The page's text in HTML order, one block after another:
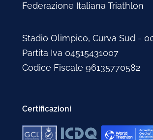
Federazione Italiana Triathlon
Stadio Olimpico, Curva Sud -
Partita Iva 04515431007
Codice Fiscale 96135770582
Certificazioni